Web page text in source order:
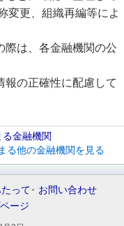
変更、組織再編等によ
際は、各金融機関の公
報の正確性に配慮して
る金融機関
る他の金融機関を見る
って
お問い合わせ
ージ